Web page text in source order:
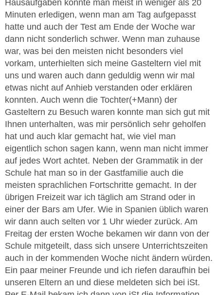
Hausaufgaben konnte man meist in weniger als 20
Minuten erledigen, wenn man am Tag aufgepasst
hatte und auch der Test am Ende der Woche war
dann nicht sonderlich schwer. Wenn man zuhause
war, was bei den meisten nicht besonders viel
vorkam, unterhielten sich meine Gasteltern viel mit
uns und waren auch dann geduldig wenn wir mal
etwas nicht auf Anhieb verstanden oder erklären
konnten. Auch wenn die Tochter(+Mann) der
Gasteltern zu Besuch waren konnte man sich gut mit
Ihnen unterhalten, was mir persönlich sehr geholfen
hat und auch klar gemacht hat, wie viel man
eigentlich schon sagen kann, wenn man nicht immer
auf jedes Wort achtet. Neben der Grammatik in der
Schule hat man so in der Gastfamilie auch die
meisten sprachlichen Fortschritte gemacht. In der
übrigen Freizeit war ich täglich am Strand oder in
einer der Bars am Ufer. Wie in Spanien üblich waren
wir dann auch selten vor 1 Uhr wieder zurück. Am
Freitag der ersten Woche bekamen wir dann von der
Schule mitgeteilt, dass sich unsere Unterrichtszeiten
auch in der kommenden Woche nicht ändern würden.
Ein paar meiner Freunde und ich riefen daraufhin bei
unseren Eltern an und diese meldeten sich bei iSt.